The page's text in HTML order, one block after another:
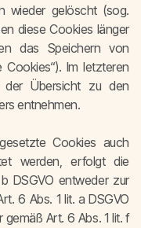
wieder gelöscht (sog.
diese Cookies länger
das Speichern von
Cookies“). Im letzteren
der Übersicht zu den
entnehmen.
Cookies auch
werden, erfolgt die
DSGVO entweder zur
6 Abs. 1 lit. a DSGVO
gemäß Art. 6 Abs. 1 lit. f